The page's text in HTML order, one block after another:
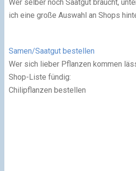
Wer selber noch Saatgut braucht,
ich eine große Auswahl an Shops
Samen/Saatgut bestellen
Wer sich lieber Pflanzen kommen
Shop-Liste fündig:
Chilipflanzen bestellen